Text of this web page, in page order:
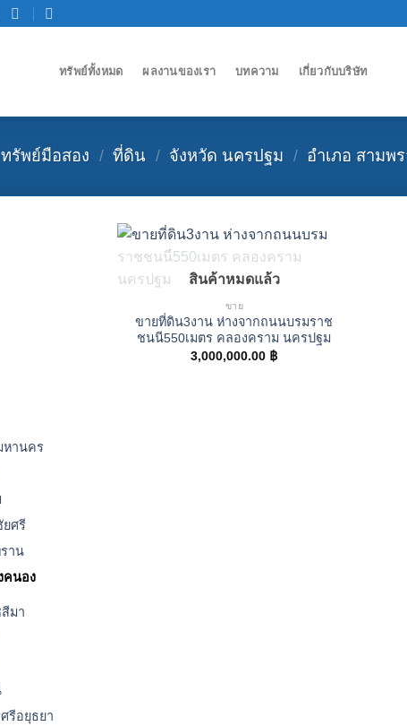
ทรัพย์ทั้งหมด ผลงานของเรา บทความ เกี่ยวกับบริษัท
ทรัพย์มือสอง / ที่ดิน / จังหวัด นครปฐม / อำเภอ สามพ
หานคร
ยศรี
าน
คนอง
มา
รีอยุธยา
สินค้าหมดแล้ว
ขาย
ขายที่ดิน3งาน ห่างจากถนนบรมราช
ชนนี550เมตร คลองคราม นครปฐม
3,000,000.00 ฿